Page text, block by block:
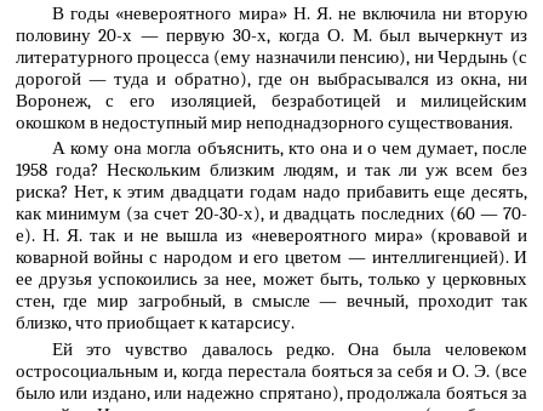
В годы «невероятного мира» Н. Я. не включила ни вторую
половину 20-х — первую 30-х, когда О. М. был вычеркнут из
литературного процесса (ему назначили пенсию), ни Чердынь (с
дорогой — туда и обратно), где он выбрасывался из окна, ни
Воронеж, с его изоляцией, безработицей и милицейским
окошком в недоступный мир неподнадзорного существования.
А кому она могла объяснить, кто она и о чем думает, после
1958 года? Нескольким близким людям, и так ли уж всем без
риска? Нет, к этим двадцати годам надо прибавить еще десять,
как минимум (за счет 20-30-х), и двадцать последних (60 — 70-
е). Н. Я. так и не вышла из «невероятного мира» (кровавой и
коварной войны с народом и его цветом — интеллигенцией). И
ее друзья успокоились за нее, может быть, только у церковных
стен, где мир загробный, в смысле — вечный, проходит так
близко, что приобщает к катарсису.
Ей это чувство давалось редко. Она была человеком
остросоциальным и, когда перестала бояться за себя и О. Э. (все
было или издано, или надежно спрятано), продолжала бояться за